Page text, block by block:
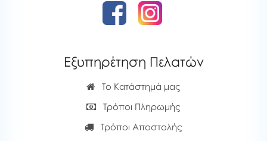
Εξυπηρέτηση Πελατών
Το Κατάστημά μας
Τρόποι Πληρωμής
Τρόποι Αποστολής